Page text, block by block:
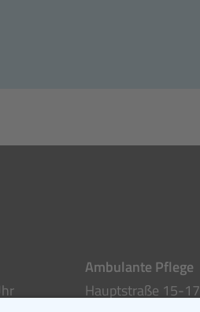
Ambulante Pflege
Hauptstraße 15-17